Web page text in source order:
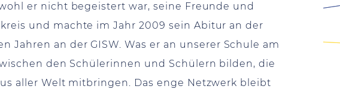
er nicht begeistert war, seine Freunde und
und machte im Jahr 2009 sein Abitur an der
Jahren an der GISW. Was er an unserer Schule am
den Schülerinnen und Schülern bilden, die
aller Welt mitbringen. Das enge Netzwerk bleibt